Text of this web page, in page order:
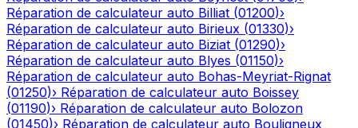
Réparation de calculateur auto Billiat (01200)›
Réparation de calculateur auto Birieux (01330)›
Réparation de calculateur auto Biziat (01290)›
Réparation de calculateur auto Blyes (01150)›
Réparation de calculateur auto Bohas-Meyriat-Rignat
(01250)› Réparation de calculateur auto Boissey
(01190)› Réparation de calculateur auto Bolozon
(01450)› Réparation de calculateur auto Bouligneux